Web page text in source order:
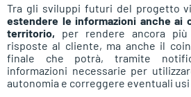
Tra gli sviluppi futuri del progetto
estendere le informazioni anche ai
territorio, per rendere ancora
risposte al cliente, ma anche il
finale che potrà, tramite
informazioni necessarie per
autonomia e correggere eventuali usi